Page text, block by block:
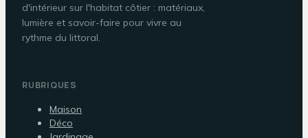
d'intérieur sur l'habitat côtier : matériaux,
lumière et savoir-faire pour vivre au
rythme du littoral.
RUBRIQUES
Maison
Déco